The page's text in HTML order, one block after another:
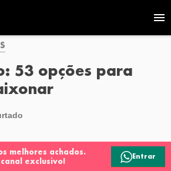
53 opções para
melhores achados.
exclusivo!
Entrar